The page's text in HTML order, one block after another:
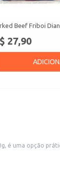
Beef Friboi
27,90
em pacote facilita o